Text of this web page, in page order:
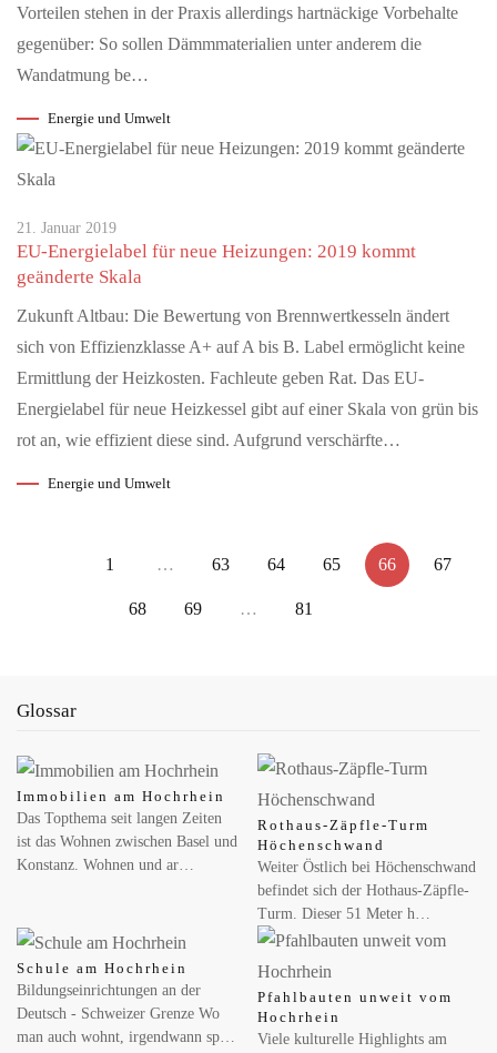
ZURZACH Care baut die etablierte Rehaklinik
Limmattal aus
Leitung stärken die regionale Rehabilitationsversorgung.
ZURZACH Care…
MAI 26, 2026
Mit dem Solarstromspeicher Geld verdienen
Die Wirtschaftlichkeit des Batteriespeichers in drei Schritten
berechnen Zukunft Altbau: Batteriespeicher sind inzwischen
basierten Wildbienen-Zählung auf Konstanz – Wer gerade
Naturpark-Markt am Freilichtmuseum Klausenhof
Erstmals findet in diesem Jahr ein Naturparkmarkt bei uns statt –
darüber freuen wir uns sehr. Am Naturpark-Markt präsentieren
MAI 07, 2026
Wespe im Auto: Was tun während der Fahrt?
Der ACV erklärt, wie Autofahrer die Kontrolle behalten und was
Vorteilen stehen in der Praxis allerdings hartnäckige Vorbehalte
gegenüber: So sollen Dämmmaterialien unter anderem die
Wandatmung be…
Energie und Umwelt
21. Januar 2019
EU-Energielabel für neue Heizungen: 2019 kommt
geänderte Skala
Zukunft Altbau: Die Bewertung von Brennwertkesseln ändert
sich von Effizienzklasse A+ auf A bis B. Label ermöglicht keine
Ermittlung der Heizkosten. Fachleute geben Rat. Das EU-
Energielabel für neue Heizkessel gibt auf einer Skala von grün bis
rot an, wie effizient diese sind. Aufgrund verschärfte…
Energie und Umwelt
1 … 63 64 65 66 67
68 69 … 81
Glossar
Immobilien am Hochrhein
Das Topthema seit langen Zeiten
ist das Wohnen zwischen Basel und
Konstanz. Wohnen und ar…
Rothaus-Zäpfle-Turm
Höchenschwand
Weiter Östlich bei Höchenschwand
befindet sich der Hothaus-Zäpfle-
Turm. Dieser 51 Meter h…
Schule am Hochrhein
Bildungseinrichtungen an der
Deutsch - Schweizer Grenze Wo
man auch wohnt, irgendwann sp…
Pfahlbauten unweit vom
Hochrhein
Viele kulturelle Highlights am